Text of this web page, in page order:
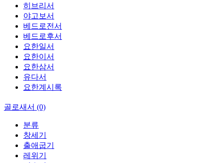
히브리서
야고보서
베드로전서
베드로후서
요한일서
요한이서
요한삼서
유다서
요한계시록
골로새서 (0)
분류
창세기
출애굽기
레위기